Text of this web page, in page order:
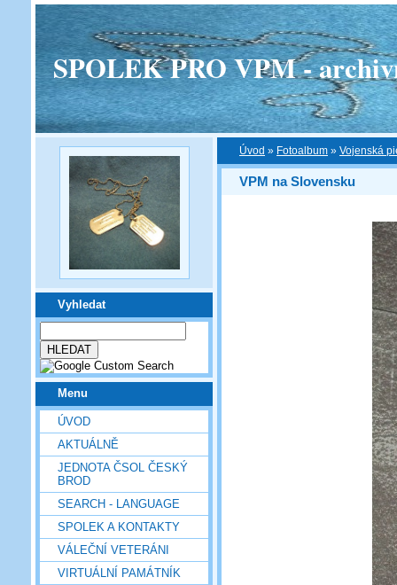
SPOLEK PRO VPM -
Vyhledat
Menu
ÚVOD
AKTUÁLNĚ
JEDNOTA ČSOL ČESKÝ
BROD
SEARCH - LANGUAGE
SPOLEK A KONTAKTY
VÁLEČNÍ VETERÁNI
VIRTUÁLNÍ PAMÁTNÍK
Úvod » Fotoalbum » Vojenská
VPM na Slovensku